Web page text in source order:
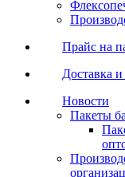
Прайс на
Доставка и
Новости
Пакеты